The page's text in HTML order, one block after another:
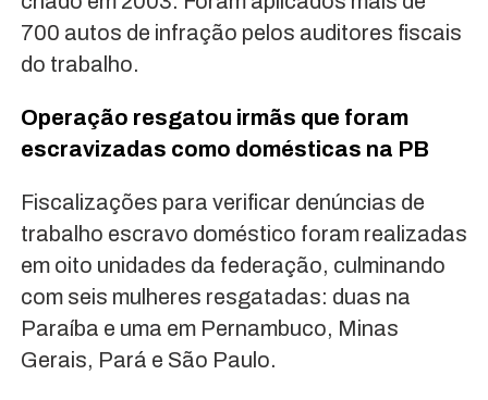
700 autos de infração pelos auditores fiscais
do trabalho.
Operação resgatou irmãs que foram
escravizadas como domésticas na PB
Fiscalizações para verificar denúncias de
trabalho escravo doméstico foram realizadas
em oito unidades da federação, culminando
com seis mulheres resgatadas: duas na
Paraíba e uma em Pernambuco, Minas
Gerais, Pará e São Paulo.